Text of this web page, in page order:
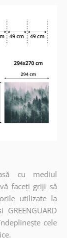
cu mediul
faceți griji să
utilizate la
cele